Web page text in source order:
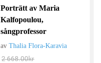
Porträtt av Maria
Kalfopoulou,
sångprofessor
avThalia Flora-Karavia
2 668.00kr